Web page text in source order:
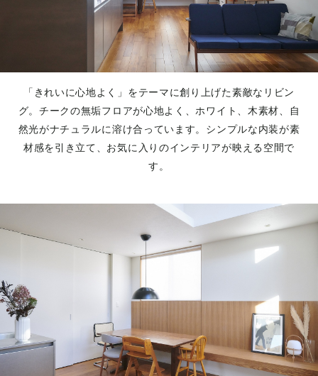
「きれいに心地よく」をテーマに創り上げた素敵なリビン
グ。チークの無垢フロアが心地よく、ホワイト、木素材、自
然光がナチュラルに溶け合っています。シンプルな内装が素
材感を引き立て、お気に入りのインテリアが映える空間で
す。